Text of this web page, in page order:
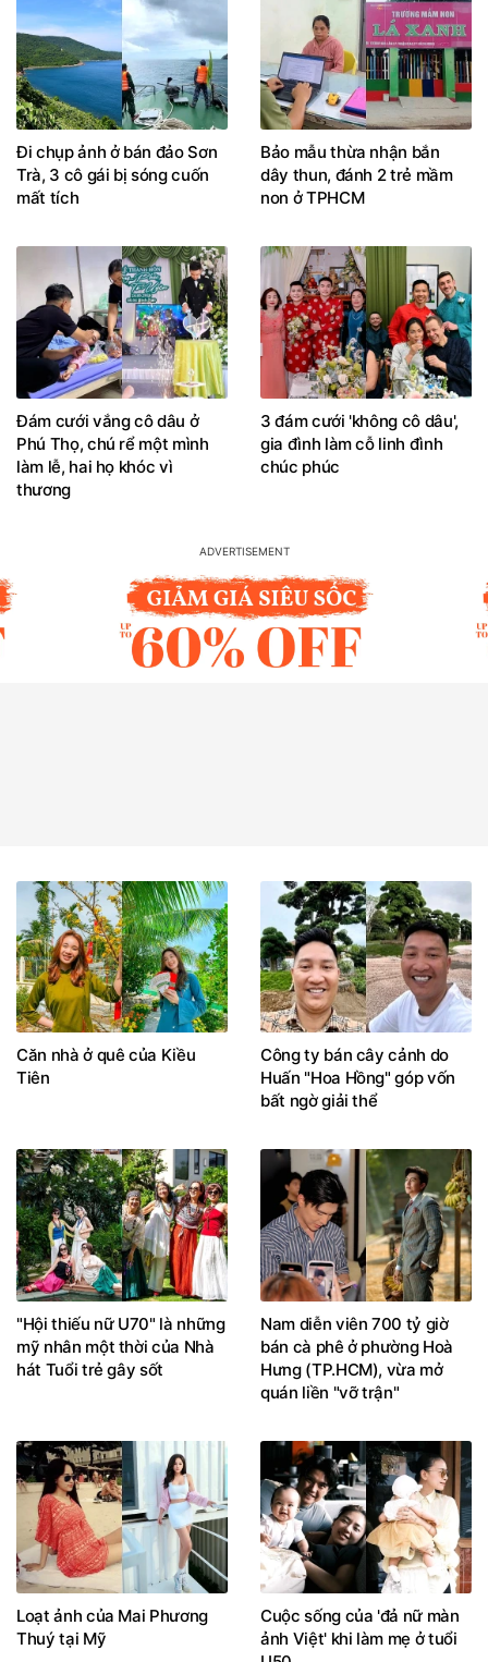
Đi chụp ảnh ở bán đảo Sơn
Trà, 3 cô gái bị sóng cuốn
mất tích
Bảo mẫu thừa nhận bắn
dây thun, đánh 2 trẻ mầm
non ở TPHCM
Đám cưới vắng cô dâu ở
Phú Thọ, chú rể một mình
làm lễ, hai họ khóc vì
thương
3 đám cưới 'không cô dâu',
gia đình làm cỗ linh đình
chúc phúc
Căn nhà ở quê của Kiều
Tiên
Công ty bán cây cảnh do
Huấn "Hoa Hồng" góp vốn
bất ngờ giải thể
"Hội thiếu nữ U70" là những
mỹ nhân một thời của Nhà
hát Tuổi trẻ gây sốt
Nam diễn viên 700 tỷ giờ
bán cà phê ở phường Hoà
Hưng (TP.HCM), vừa mở
quán liền "vỡ trận"
Loạt ảnh của Mai Phương
Thuý tại Mỹ
Cuộc sống của 'đả nữ màn
ảnh Việt' khi làm mẹ ở tuổi